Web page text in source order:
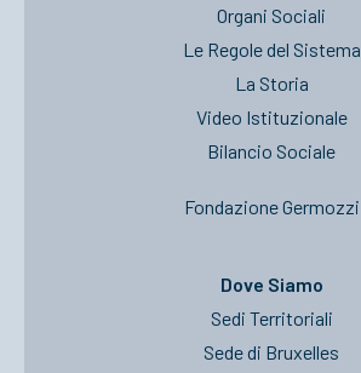
Organi Sociali
Le Regole del Sistema
La Storia
Video Istituzionale
Bilancio Sociale
Fondazione Germozzi
Dove Siamo
Sedi Territoriali
Sede di Bruxelles